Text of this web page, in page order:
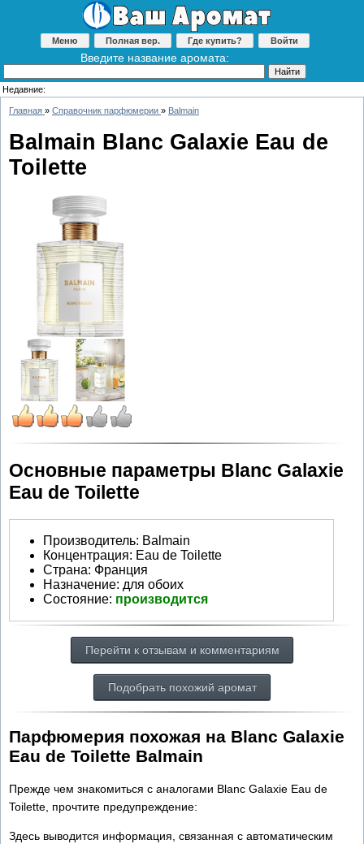
Меню Полная вер. Где купить? Войти
Введите название аромата:
Недавние:
Главная » Справочник парфюмерии » Balmain
Balmain Blanc Galaxie Eau de
Toilette
Основные параметры Blanc Galaxie
Eau de Toilette
Производитель: Balmain
Концентрация: Eau de Toilette
Страна: Франция
Назначение: для обоих
Состояние: производится
Перейти к отзывам и комментариям
Подобрать похожий аромат
Парфюмерия похожая на Blanc Galaxie
Eau de Toilette Balmain
Прежде чем знакомиться с аналогами Blanc Galaxie Eau de
Toilette, прочтите предупреждение:
Здесь выводится информация, связанная с автоматическим